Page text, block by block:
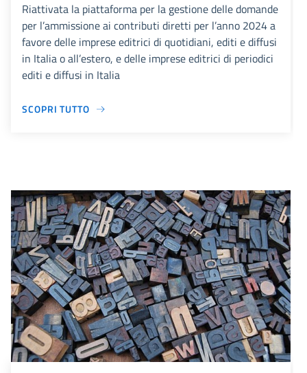
Riattivata la piattaforma per la gestione delle domande
per l’ammissione ai contributi diretti per l’anno 2024 a
favore delle imprese editrici di quotidiani, editi e diffusi
in Italia o all’estero, e delle imprese editrici di periodici
editi e diffusi in Italia
SCOPRI TUTTO